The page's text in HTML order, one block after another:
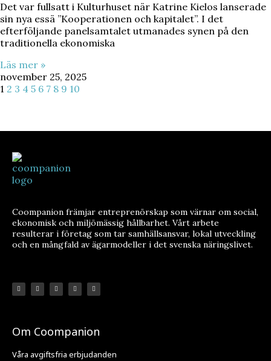
Det var fullsatt i Kulturhuset när Katrine Kielos lanserade
sin nya essä ”Kooperationen och kapitalet”. I det
efterföljande panelsamtalet utmanades synen på den
traditionella ekonomiska
Läs mer »
november 25, 2025
1 2 3 4 5 6 7 8 9 10
Coompanion främjar entreprenörskap som värnar om social,
ekonomisk och miljömässig hållbarhet. Vårt arbete
resulterar i företag som tar samhällsansvar, lokal utveckling
och en mångfald av ägarmodeller i det svenska näringslivet.
Om Coompanion
Våra avgiftsfria erbjudanden